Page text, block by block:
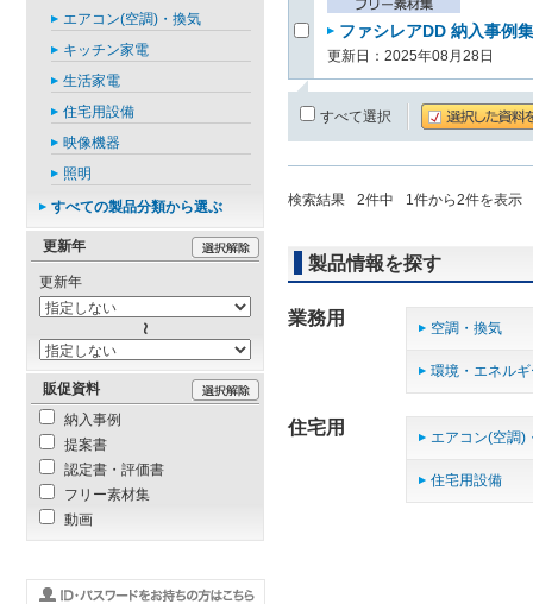
ファシレアDD 納入事例
更新日：2025年08月28日
すべて選択
検索結果 2件中 1件から2件を表示
製品情報を探す
業務用 空調・換気
環境・エネル
住宅用 エアコン(空調)
住宅用設備
エアコン(空調)・換気
キッチン家電
生活家電
住宅用設備
映像機器
照明
すべての製品分類から選ぶ
更新年
更新年
販促資料
納入事例
提案書
認定書・評価書
フリー素材集
動画